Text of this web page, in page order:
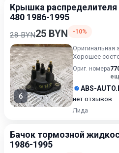
Крышка распределителя
480 1986-1995
28 BYN25 BYN -10%
6
Оригинальная
Хорошее
Ориг. номера
ABS-
нет отзывов
Лида
Бачок тормозной
1986-1995